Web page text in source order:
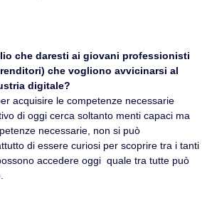
che daresti ai giovani professionisti
che vogliono avvicinarsi al
digitale?
acquisire le competenze necessarie
di oggi cerca soltanto menti capaci ma
necessarie, non si può
di essere curiosi per scoprire tra i tanti
accedere oggi quale tra tutte può